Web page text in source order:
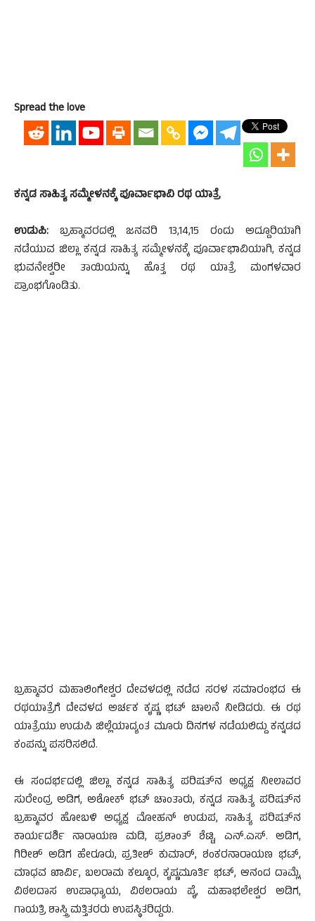
Spread the love
ಕನ್ನಡ ಸಾಹಿತ್ಯ ಸಮ್ಮೇಳನಕ್ಕೆ ಪೂರ್ವಾಭಾವಿ ರಥ ಯಾತ್ರೆ
ಉಡುಪಿ: ಬ್ರಹ್ಮಾವರದಲ್ಲಿ ಜನವರಿ 13,14,15 ರಂದು ಅದ್ದೂರಿಯಾಗಿ
ನಡೆಯುವ ಜಿಲ್ಲಾ ಕನ್ನಡ ಸಾಹಿತ್ಯ ಸಮ್ಮೇಳನಕ್ಕೆ ಪೂರ್ವಾಭಾವಿಯಾಗಿ, ಕನ್ನಡ
ಭುವನೇಶ್ವರೀ ತಾಯಿಯನ್ನು ಹೊತ್ತ ರಥ ಯಾತ್ರೆ ಮಂಗಳವಾರ
ಪ್ರಾಂಭಗೊಂಡಿತು.
ಬ್ರಹ್ಮಾವರ ಮಹಾಲಿಂಗೇಶ್ವರ ದೇವಳದಲ್ಲಿ ನಡೆದ ಸರಳ ಸಮಾರಂಭದ ಈ
ರಥಯಾತ್ರೆಗೆ ದೇವಳದ ಅರ್ಚಕ ಕೃಷ್ಣ ಭಟ್ ಚಾಲನೆ ನೀಡಿದರು. ಈ ರಥ
ಯಾತ್ರೆಯು ಉಡುಪಿ ಜಿಲ್ಲೆಯಾದ್ಯಂತ ಮೂರು ದಿನಗಳ ನಡೆಯಲಿದ್ದು ಕನ್ನಡದ
ಕಂಪನ್ನು ಪಸರಿಸಲಿದೆ.
ಈ ಸಂದರ್ಭದಲ್ಲಿ ಜಿಲ್ಲಾ ಕನ್ನಡ ಸಾಹಿತ್ಯ ಪರಿಷತ್‍ನ ಅಧ್ಯಕ್ಷ ನೀಲಾವರ
ಸುರೇಂದ್ರ ಅಡಿಗ, ಅಶೋಕ್ ಭಟ್ ಚಾಂತಾರು, ಕನ್ನಡ ಸಾಹಿತ್ಯ ಪರಿಷತ್‍ನ
ಬ್ರಹ್ಮಾವರ ಹೋಬಳಿ ಅಧ್ಯಕ್ಷ ಮೋಹನ್ ಉಡುಪ, ಸಾಹಿತ್ಯ ಪರಿಷತ್‍ನ
ಕಾರ್ಯದರ್ಶಿ ನಾರಾಯಣ ಮಡಿ, ಪ್ರಶಾಂತ್ ಶೆಟ್ಟಿ, ಎನ್.ಎಸ್. ಅಡಿಗ,
ಗಿರೀಶ್ ಅಡಿಗ ಹೇರೂರು, ಪ್ರತೀಶ್ ಕುಮಾರ್, ಶಂಕರನಾರಾಯಣ ಭಟ್,
ಮಾಧವ ಖಾರ್ವಿ, ಬಲರಾಮ ಕಲ್ಕೂರ, ಕೃಷ್ಣಮೂರ್ತಿ ಭಟ್, ಆನಂದ ದಾಮ್ಲೆ,
ವಿಠಲದಾಸ ಉಪಾಧ್ಯಾಯ, ವಿಠಲರಾಯ ಪೈ, ಮಹಾಭಲೇಶ್ವರ ಅಡಿಗ,
ಗಾಯತ್ರಿ ಶಾಸ್ತ್ರಿ ಮತ್ತಿತರರು ಉಪಸ್ಥಿತರಿದ್ದರು.